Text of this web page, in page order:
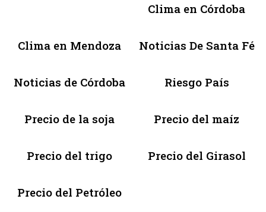
Clima en Córdoba
Clima en Mendoza Noticias De Santa Fé
Noticias de Córdoba Riesgo País
Precio de la soja Precio del maíz
Precio del trigo Precio del Girasol
Precio del Petróleo